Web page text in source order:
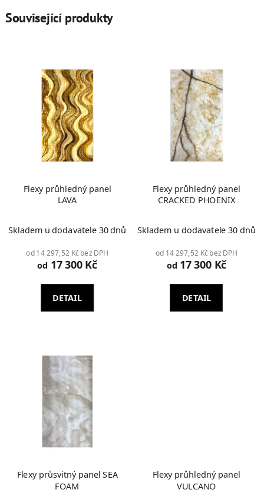
Související produkty
Flexy průhledný panel
LAVA
Skladem u dodavatele 30 dnů
od 14 297,52 Kč bez DPH
od 17 300 Kč
DETAIL
Flexy průhledný panel
CRACKED PHOENIX
Skladem u dodavatele 30 dnů
od 14 297,52 Kč bez DPH
od 17 300 Kč
DETAIL
Flexy průsvitný panel SEA
FOAM
Flexy průhledný panel
VULCANO